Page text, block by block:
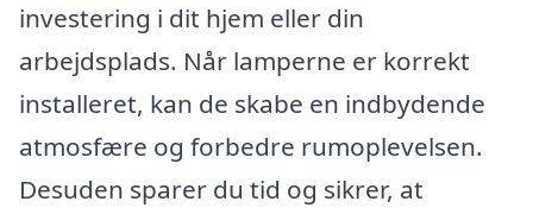
investering i dit hjem eller din
arbejdsplads. Når lamperne er korrekt
installeret, kan de skabe en indbydende
atmosfære og forbedre rumoplevelsen.
Desuden sparer du tid og sikrer, at